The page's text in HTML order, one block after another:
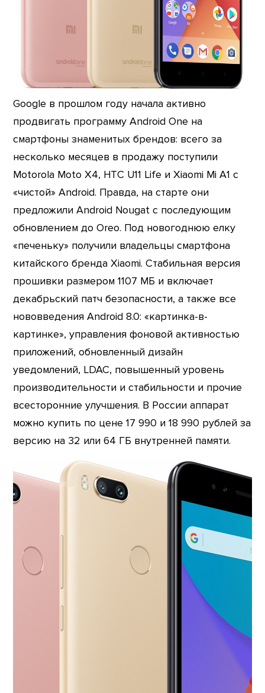
Google в прошлом году начала активно
продвигать программу Android One на
смартфоны знаменитых брендов: всего за
несколько месяцев в продажу поступили
Motorola Moto X4, HTC U11 Life и Xiaomi Mi A1 с
«чистой» Android. Правда, на старте они
предложили Android Nougat с последующим
обновлением до Oreo. Под новогоднюю елку
«печеньку» получили владельцы смартфона
китайского бренда Xiaomi. Стабильная версия
прошивки размером 1107 МБ и включает
декабрьский патч безопасности, а также все
нововведения Android 8.0: «картинка-в-
картинке», управления фоновой активностью
приложений, обновленный дизайн
уведомлений, LDAC, повышенный уровень
производительности и стабильности и прочие
всесторонние улучшения. В России аппарат
можно купить по цене 17 990 и 18 990 рублей за
версию на 32 или 64 ГБ внутренней памяти.